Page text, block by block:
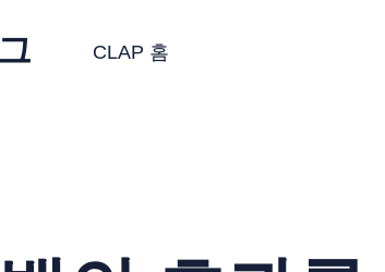
CLAP 홈